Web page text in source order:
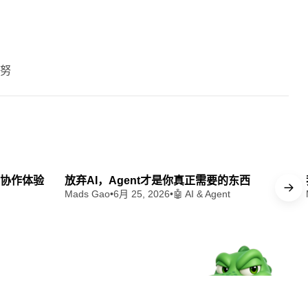
作体验 放弃AI，Agent才是你真正需要的东西
Mads Gao•6月 25, 2026•🤖 AI & Agent